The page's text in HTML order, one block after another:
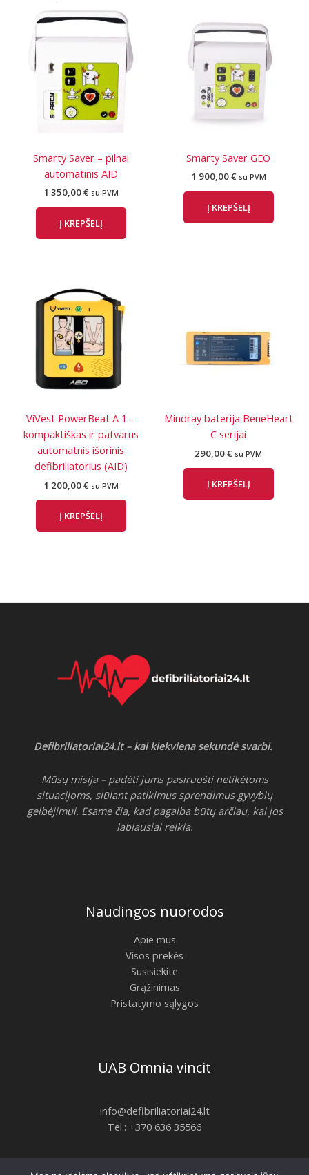
Smarty Saver – pilnai
automatinis AID
1 350,00€ su PVM
Į KREPŠELĮ
Smarty Saver GEO
1 900,00€ su PVM
Į KREPŠELĮ
ViVest PowerBeat A 1 –
kompaktiškas ir patvarus
automatnis išorinis
defibriliatorius (AID)
1 200,00€ su PVM
Į KREPŠELĮ
Mindray baterija BeneHeart
C serijai
290,00€ su PVM
Į KREPŠELĮ
Defibriliatoriai24.lt – kai kiekviena sekundė svarbi.
Mūsų misija – padėti jums pasiruošti netikėtoms
situacijoms, siūlant patikimus sprendimus gyvybių
gelbėjimui. Esame čia, kad pagalba būtų arčiau, kai jos
labiausiai reikia.
Naudingos nuorodos
Apie mus
Visos prekės
Susisiekite
Grąžinimas
Pristatymo sąlygos
UAB Omnia vincit
info@defibriliatoriai24.lt
Tel.: +370 636 35566